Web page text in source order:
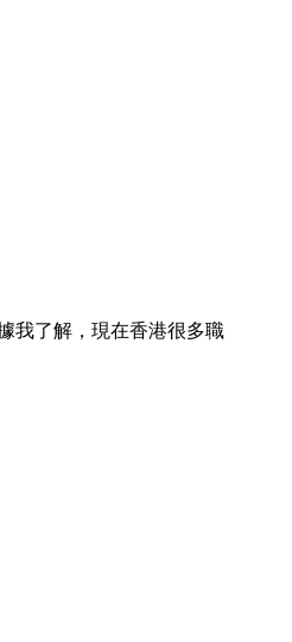
我了解，現在香港很多職